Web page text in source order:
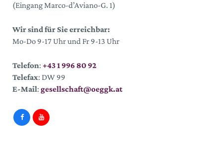
(Eingang Marco-d’Aviano-G. 1)
Wir sind für Sie erreichbar:
Mo-Do 9-17 Uhr und Fr 9-13 Uhr
Telefon: +43 1 996 80 92
Telefax: DW 99
E-Mail: gesellschaft@oeggk.at